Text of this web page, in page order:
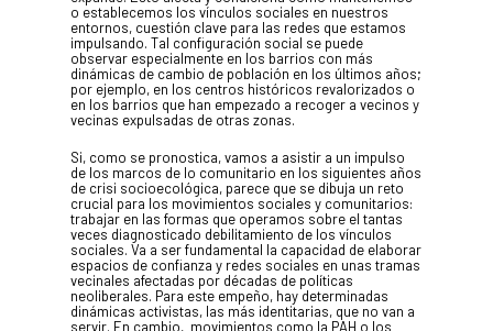
o establecemos los vínculos sociales en nuestros
entornos, cuestión clave para las redes que estamos
impulsando. Tal configuración social se puede
observar especialmente en los barrios con más
dinámicas de cambio de población en los últimos años;
por ejemplo, en los centros históricos revalorizados o
en los barrios que han empezado a recoger a vecinos y
vecinas expulsadas de otras zonas.
Si, como se pronostica, vamos a asistir a un impulso
de los marcos de lo comunitario en los siguientes años
de crisi socioecológica, parece que se dibuja un reto
crucial para los movimientos sociales y comunitarios:
trabajar en las formas que operamos sobre el tantas
veces diagnosticado debilitamiento de los vínculos
sociales. Va a ser fundamental la capacidad de elaborar
espacios de confianza y redes sociales en unas tramas
vecinales afectadas por décadas de políticas
neoliberales. Para este empeño, hay determinadas
dinámicas activistas, las más identitarias, que no van a
servir. En cambio, movimientos como la PAH o los
La Dula
C/Poeta Alberola, 23-21
46018 València.
670 304 273
646 375 175
info@ladulaparticipacio.com
VLC
CAS